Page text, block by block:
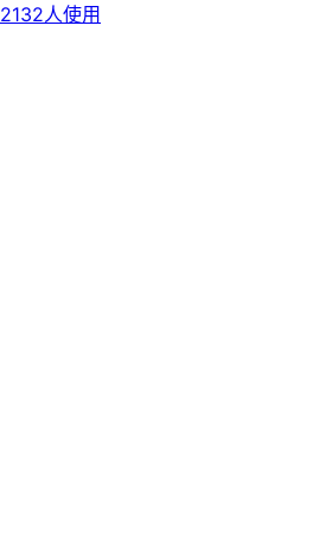
2132人使用